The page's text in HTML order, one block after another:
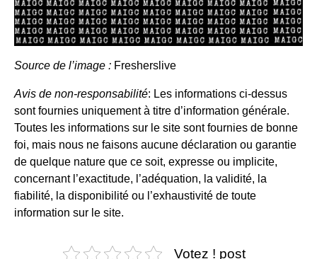
Source de l’image : Fresherslive
Avis de non-responsabilité: Les informations ci-dessus
sont fournies uniquement à titre d’information générale.
Toutes les informations sur le site sont fournies de bonne
foi, mais nous ne faisons aucune déclaration ou garantie
de quelque nature que ce soit, expresse ou implicite,
concernant l’exactitude, l’adéquation, la validité, la
fiabilité, la disponibilité ou l’exhaustivité de toute
information sur le site.
Votez ! post